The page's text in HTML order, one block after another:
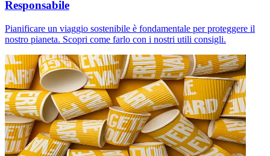
Responsabile
Pianificare un viaggio sostenibile è fondamentale per proteggere il
nostro pianeta. Scopri come farlo con i nostri utili consigli.